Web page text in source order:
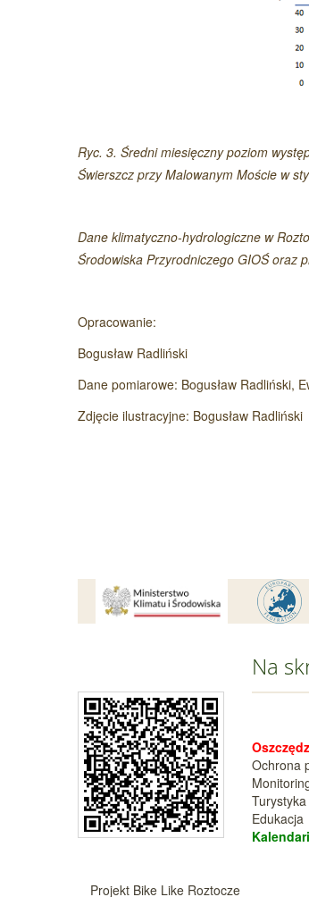
Ryc. 3. Średni miesięczny poziom
Świerszcz przy Malowanym Moście w
Dane klimatyczno-hydrologiczne w
Środowiska Przyrodniczego GIOŚ oraz
Opracowanie:
Bogusław Radliński
Dane pomiarowe: Bogusław Radliński,
Zdjęcie ilustracyjne: Bogusław Radliński
Na
Ochrona
Turystyka
Edukacja
Projekt Bike Like Roztocze